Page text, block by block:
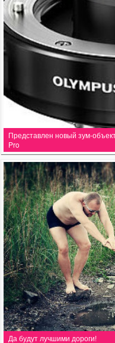
Представлен новый зум-
Pro
Да будут лучшими дороги!